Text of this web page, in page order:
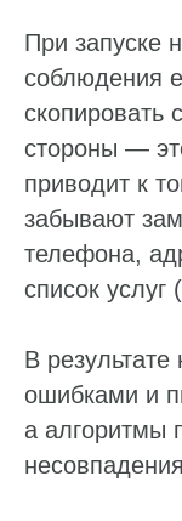
При запуске
соблюдения
стороны —
приводит к
забывают
телефона,
список услуг
В
ошибками и
а алгоритмы